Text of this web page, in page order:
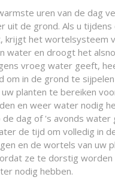
uren van de dag
uit de grond. Als u tijdens
krijgt het wortelsysteem
water en droogt het
vroeg water geeft,
om in de grond te
planten te bereiken
en weer water nodig
de dag of 's avonds water
de tijd om volledig in
en de wortels van uw
ze te dorstig worden
nodig hebben.